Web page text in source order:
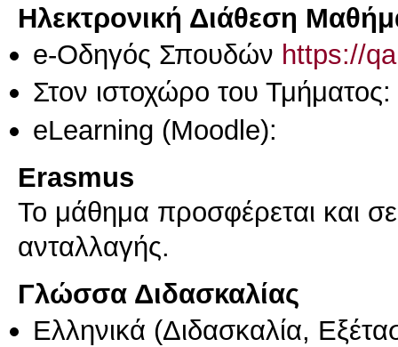
Ηλεκτρονική Διάθεση
e-Οδηγός Σπουδών https://
Στον ιστοχώρο του Τμήματος:
eLearning (Moodle):
Erasmus
Το μάθημα προσφέρεται και
ανταλλαγής.
Γλώσσα Διδασκαλίας
Ελληνικά (Διδασκαλία,